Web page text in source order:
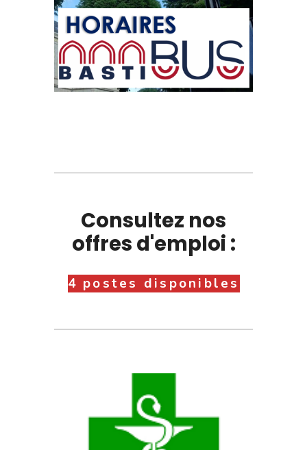
Consultez nos
offres d'emploi :
4 postes disponibles